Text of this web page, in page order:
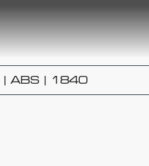
| ABS | 1840